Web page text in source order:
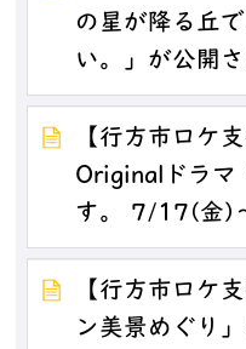
の星が降る丘
い。」が公開
【行方市ロケ
Originalドラマ
す。 7/17(金)
【行方市ロケ
ン美景めぐり